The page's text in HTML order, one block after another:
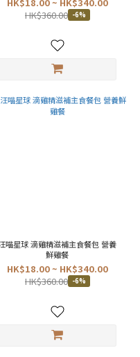
HK$360.00 -6%
喵星球 滴雞精滋補主食餐包 營養
鮮雞餐
HK$18.00 ~ HK$340.00
HK$360.00 -6%